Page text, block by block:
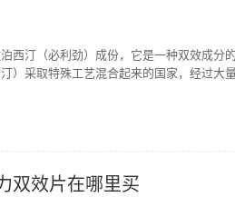
西汀（必利劲）成份，它是一种双效成分
）采取特殊工艺混合起来的国家，经过大
双效片在哪里买